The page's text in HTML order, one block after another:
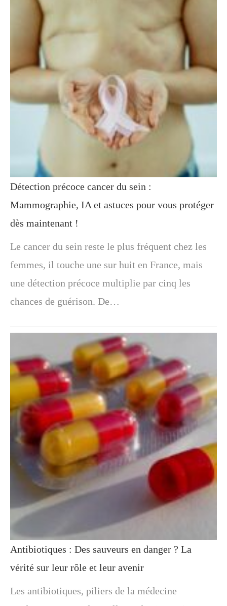
Détection précoce cancer du sein :
Mammographie, IA et astuces pour vous protéger
dès maintenant !
Le cancer du sein reste le plus fréquent chez les
femmes, il touche une sur huit en France, mais
une détection précoce multiplie par cinq les
chances de guérison. De…
Antibiotiques : Des sauveurs en danger ? La
vérité sur leur rôle et leur avenir
Les antibiotiques, piliers de la médecine